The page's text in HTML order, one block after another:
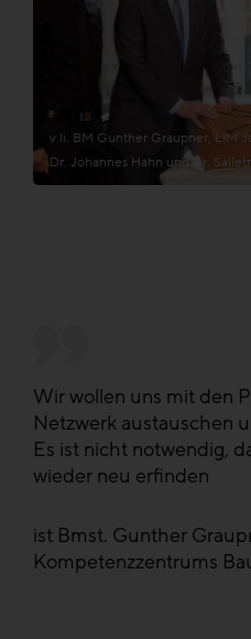
v.li. BM Gunther Graupner, LIM
Dr. Johannes Hahn und Dr.
Wir wollen uns mit den
Netzwerk austauschen
Es ist nicht notwendig,
wieder neu erfinden
ist Bmst. Gunther
Kompetenzzentrums